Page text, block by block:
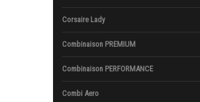
Corsaire Lady
Combinaison PREMIUM
Combinaison PERFORMANCE
Combi Aero